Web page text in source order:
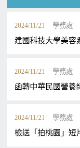
2024/11/21 學務處
建國科技大學美容
2024/11/21 學務處
函轉中華民國營養
2024/11/21 學務處
檢送「拍桃園」短